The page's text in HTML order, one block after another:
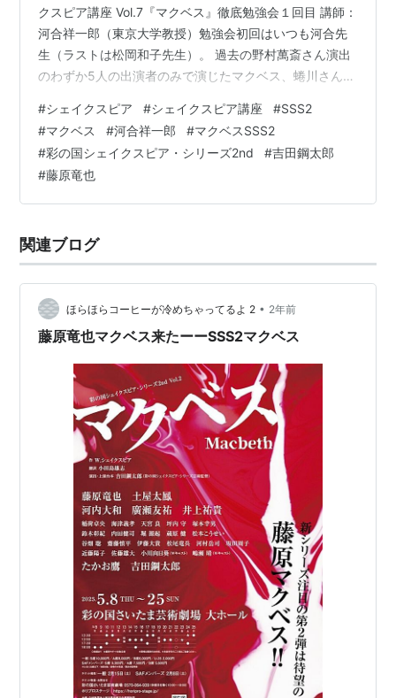
クスピア講座 Vol.7『マクベス』徹底勉強会１回目 講師：
河合祥一郎（東京大学教授）勉強会初回はいつも河合先
生（ラストは松岡和子先生）。 過去の野村萬斎さん演出
のわずか5人の出演者のみで演じたマクベス、蜷川さん演
お話もまじえぎゅーっと濃い勉強会でした。すごく楽し
かったーー。 取り急ぎ。 資料１〜２枚目・萬斎さんのマ
クベスは「風呂敷マクベス」と言われていた。魔女３人
とマクベと夫人の５人のみの上演。全てはマクベスの中
に魔女が幻想を注ぎ込んだという解釈・オペラでのマク
#シェイクスピア #シェイクスピア講座 #SSS2
#マクベス #河合祥一郎 #マクベスSSS2
#彩の国シェイクスピア・シリーズ2nd #吉田鋼太郎
#藤原竜也
関連ブログ
ほらほらコーヒーが冷めちゃってるよ 2 • 2年前
藤原竜也マクベス来たーーSSS2マクベス